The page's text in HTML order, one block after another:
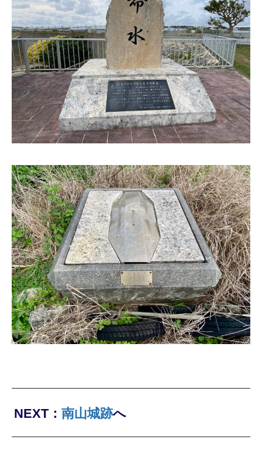
NEXT：南山城跡へ